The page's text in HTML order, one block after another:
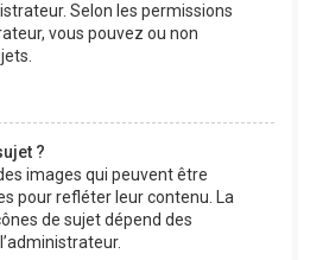
Selon les permissions
vous pouvez ou non
?
images qui peuvent être
pour refléter leur contenu. La
de sujet dépend des